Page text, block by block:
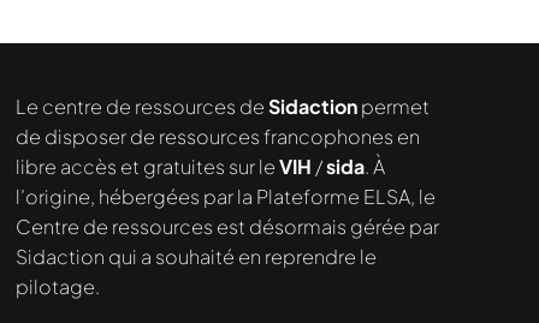
Nous cherchons le contenu
Le centre de ressources deSidactionpermet
de disposer de ressources francophones en
libre accès et gratuites sur leVIH /sida. À
l’origine, hébergées par la Plateforme ELSA, le
Centre de ressources est désormais gérée par
Sidaction qui a souhaité en reprendre le
pilotage.